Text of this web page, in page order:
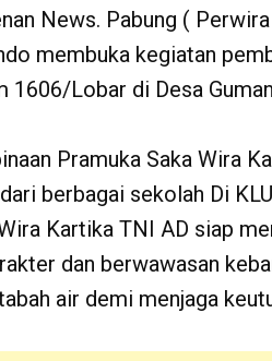
News. Pabung (
membuka kegiatan
1606/Lobar di Desa
Pramuka Saka Wira
berbagai sekolah Di
Kartika TNI AD siap
dan berwawasan
air demi menjaga